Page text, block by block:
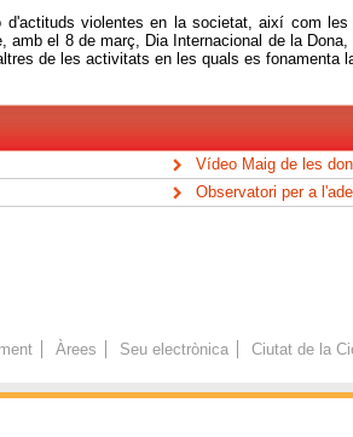
violentes en la societat, així com les
el 8 de març, Dia Internacional de la Dona,
de les activitats en les quals es fonamenta
Vídeo Maig de les
Observatori per a
homes i dones
Àrees Seu electrònica Ciutat de la